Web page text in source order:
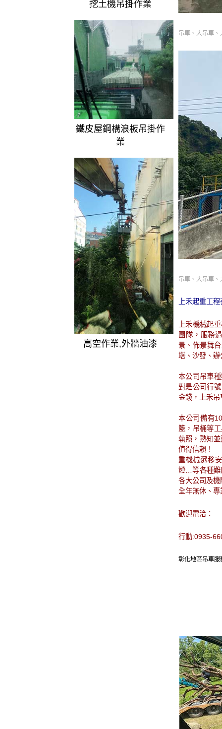
挖土機吊掛作業
鐵皮屋鋼構浪板吊掛作
業
高空作業,外牆油漆
吊車、大吊車
吊車、大吊車
上禾起重工
上禾機械起
團隊，服務
景、佈景舞
塔、沙發、
本公司吊車
對是公司行
金錢，上禾
本公司備有
籃，吊桶等
執照，熟知
值得信賴！
重機械遷移
燈…等各種難
各大公司及
全年無休、
歡迎電洽：
行動:0935-
彰化地區吊車